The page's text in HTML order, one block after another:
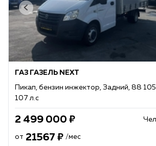
ГАЗ ГАЗЕЛЬ NEXT
Пикап, бензин инжектор, Задний, 88 105
107 л.с
2 499 000
от 21567 /мес